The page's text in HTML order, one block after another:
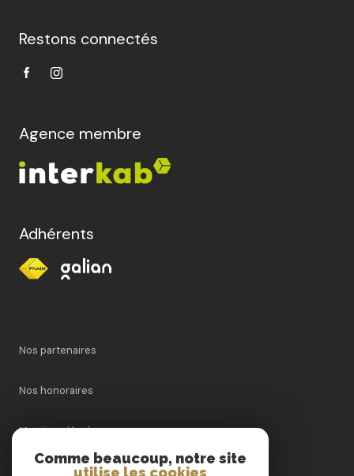
Restons connectés
Agence membre
Adhérents
Nos partenaires
Nos honoraires
Mentions légales
Comme beaucoup, notre site
utilise les cookies